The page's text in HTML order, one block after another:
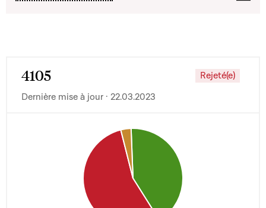
4105
Rejeté(e)
Dernière mise à jour · 22.03.2023